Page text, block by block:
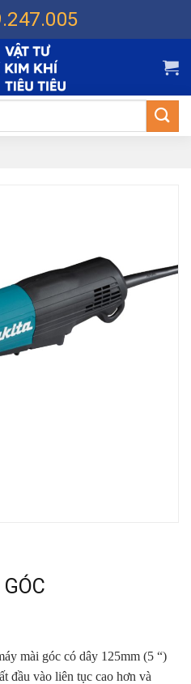
mài góc có dây 125mm (5 “)
đầu vào liên tục cao hơn và